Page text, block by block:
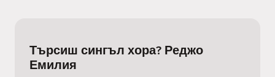
Търсиш сингъл хора? Реджо
Емилия